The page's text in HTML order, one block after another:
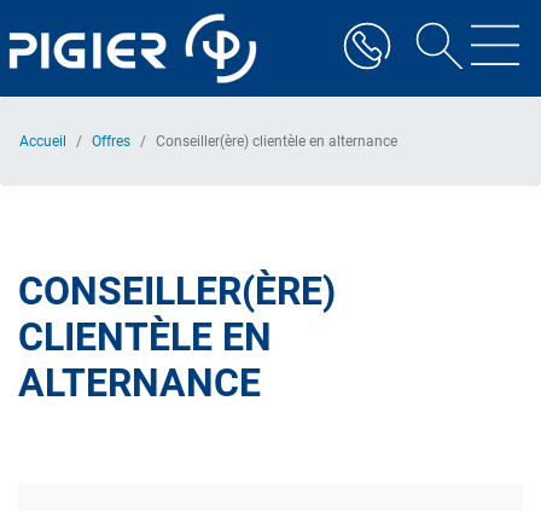
au
contenu
Accueil Offres Conseiller(ère) clientèle en alternance
CONSEILLER(ÈRE)
CLIENTÈLE EN
ALTERNANCE